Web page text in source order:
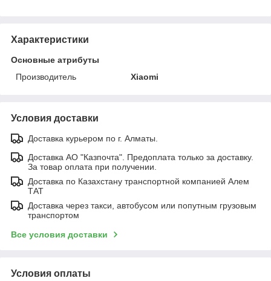
Характеристики
Основные атрибуты
Производитель
Xiaomi
Условия доставки
Доставка курьером по г. Алматы.
Доставка АО "Казпочта". Предоплата только за доставку.
За товар оплата при получении.
Доставка по Казахстану транспортной компанией Алем
ТАТ
Доставка через такси, автобусом или попутным грузовым
транспортом
Все условия доставки
Условия оплаты